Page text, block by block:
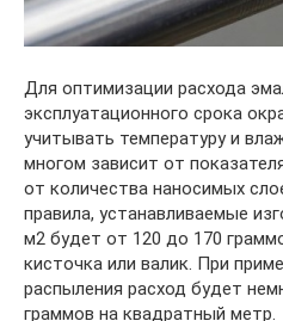
Для оптимизации расхода
эксплуатационного срока
учитывать температуру и
многом зависит от
от количества наносимых
правила, устанавливаемые
м2 будет от 120 до 170
кисточка или валик. При
распыления расход будет
граммов на квадратный метр.